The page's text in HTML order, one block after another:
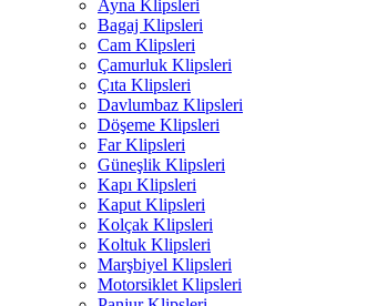
Ayna Klipsleri
Bagaj Klipsleri
Cam Klipsleri
Çamurluk Klipsleri
Çıta Klipsleri
Davlumbaz Klipsleri
Döşeme Klipsleri
Far Klipsleri
Güneşlik Klipsleri
Kapı Klipsleri
Kaput Klipsleri
Kolçak Klipsleri
Koltuk Klipsleri
Marşbiyel Klipsleri
Motorsiklet Klipsleri